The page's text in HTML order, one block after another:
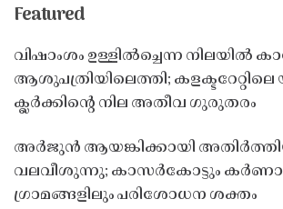
Featured
വിഷാംശം ഉള്ളിൽച്ചെന്ന നിലയിൽ
ആശുപത്രിയിലെത്തി;
ക്ലർക്കിൻ്റെ നില അതീവ ഗുരുതരം
അർജുൻ ആയങ്കിക്കായി
വലവീശുന്നു; കാസർകോട്ടും
ഗ്രാമങ്ങളിലും പരിശോധന ശക്തം